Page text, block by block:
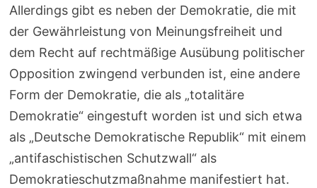
Allerdings gibt es neben der Demokratie, die mit
der Gewährleistung von Meinungsfreiheit und
dem Recht auf rechtmäßige Ausübung politischer
Opposition zwingend verbunden ist, eine andere
Form der Demokratie, die als „totalitäre
Demokratie“ eingestuft worden ist und sich etwa
als „Deutsche Demokratische Republik“ mit einem
„antifaschistischen Schutzwall“ als
Demokratieschutzmaßnahme manifestiert hat.